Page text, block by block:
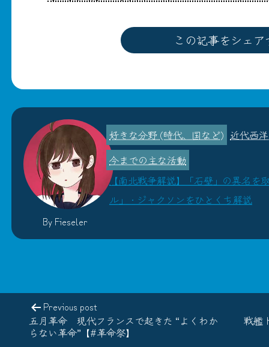
この記事をシェア
By Fieseler
近代西
【南北戦争解説】「石壁」の異名を
ル」・ジャクソンをひとくち解説
Previous post
五月革命 現代フランスで起きた “よくわか
らない革命”【#革命祭】
戦艦